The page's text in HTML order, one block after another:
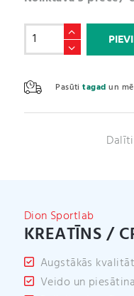
Kreatīns
HCL
(300g)
daudzums
Pasūtitagad un
Dion Sportlab
KREATĪNS /
Augstākās
Veido un